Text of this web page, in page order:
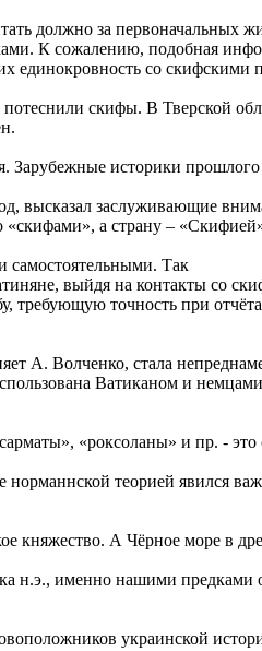
должно за первоначальных
К сожалению, подобная
единокровность со скифскими
скифы. В Тверской
Зарубежные историки
высказал заслуживающие
«скифами», а страну –
самостоятельными. Так
выйдя на контакты со
требующую точность при
А. Волченко, стала
Ватиканом и
«роксоланы» и пр. -
теорией явился
княжество. А Чёрное море в
н.э., именно нашими
украинской